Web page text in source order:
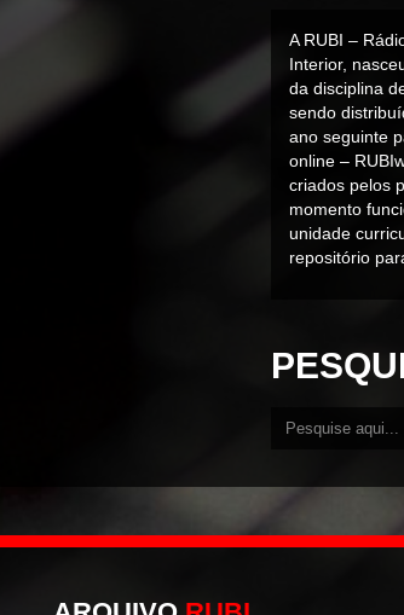
A RUBI –
Interior,
da disciplina
sendo
ano seguinte
online –
criados pelos
momento
unidade
repositório